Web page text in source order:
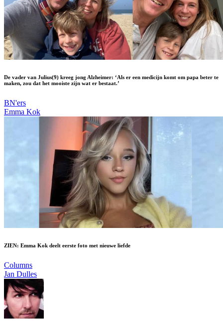
De vader van Julius(9) kreeg jong Alzheimer: ‘Als er een medicijn komt om papa beter te
maken, zou dat het mooiste zijn wat er bestaat.’
BN'ers
Emma Kok
ZIEN: Emma Kok deelt eerste foto met nieuwe liefde
Columns
Jan Dulles